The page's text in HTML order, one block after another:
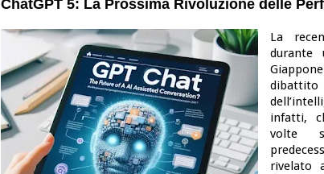
ChatGPT 5: La Prossima Rivoluzione delle
La
durante
dibattito
infatti,
volte
rivelato